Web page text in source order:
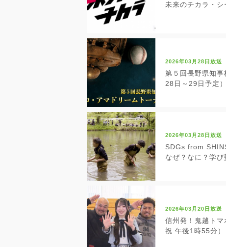
未来のチカラ・
2026年03月28日放送
第５回長野県知
28日～29日予定）
2026年03月28日放送
SDGs from
なぜ？なに？学
2026年03月20日放送
信州発！鬼越ト
祝 午後1時55分）